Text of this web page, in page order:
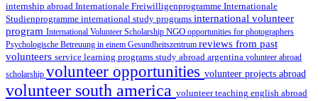
internship abroad Internationale Freiwilligenprogramme Internationale
Studienprogramme international study programs international volunteer
program International Volunteer Scholarship NGO opportunities for photographers
Psychologische Betreuung in einem Gesundheitszentrum reviews from past
volunteers service learning programs study abroad argentina volunteer abroad
scholarship volunteer opportunities volunteer projects abroad
volunteer south america volunteer teaching english abroad